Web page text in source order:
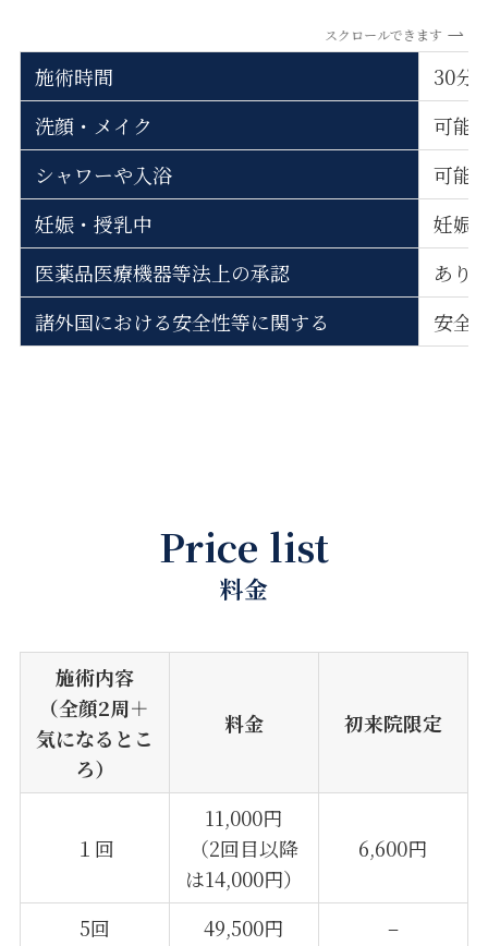
スクロールできます
施術時間
30分
洗顔・メイク
可能
シャワーや入浴
可能
妊娠・授乳中
妊娠
医薬品医療機器等法上の承認
あり
諸外国における安全性等に関する
安全
Price list
料金
施術内容
（全顔2周＋
気になるとこ
ろ）
料金 初来院限定
１回
11,000円
（2回目以降
は14,000円）
6,600円
5回 49,500円
–